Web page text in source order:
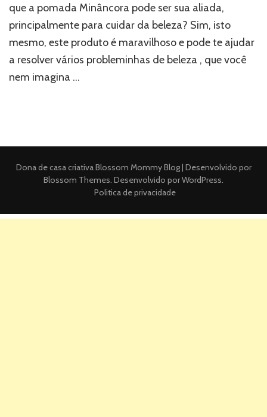
que a pomada Minâncora pode ser sua aliada,
principalmente para cuidar da beleza? Sim, isto
mesmo, este produto é maravilhoso e pode te ajudar
a resolver vários probleminhas de beleza , que você
nem imagina …
Dona de casa criativaBlossom Mommy Blog | Desenvolvido por
Blossom Themes. Desenvolvido porWordPress.
Politica de privacidade